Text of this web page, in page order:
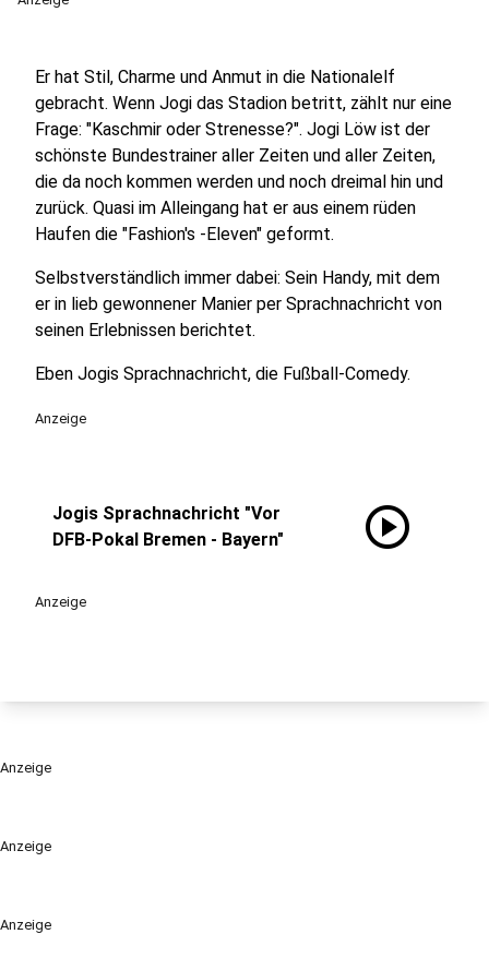
Anzeige
Anzeige
Er hat Stil, Charme und Anmut in die Nationalelf
gebracht. Wenn Jogi das Stadion betritt, zählt nur eine
Frage: "Kaschmir oder Strenesse?". Jogi Löw ist der
schönste Bundestrainer aller Zeiten und aller Zeiten,
die da noch kommen werden und noch dreimal hin und
zurück. Quasi im Alleingang hat er aus einem rüden
Haufen die "Fashion's -Eleven" geformt.
Selbstverständlich immer dabei: Sein Handy, mit dem
er in lieb gewonnener Manier per Sprachnachricht von
seinen Erlebnissen berichtet.
Eben Jogis Sprachnachricht, die Fußball-Comedy.
Anzeige
Jogis Sprachnachricht "Vor
DFB-Pokal Bremen - Bayern"
play_circle
Anzeige
Anzeige